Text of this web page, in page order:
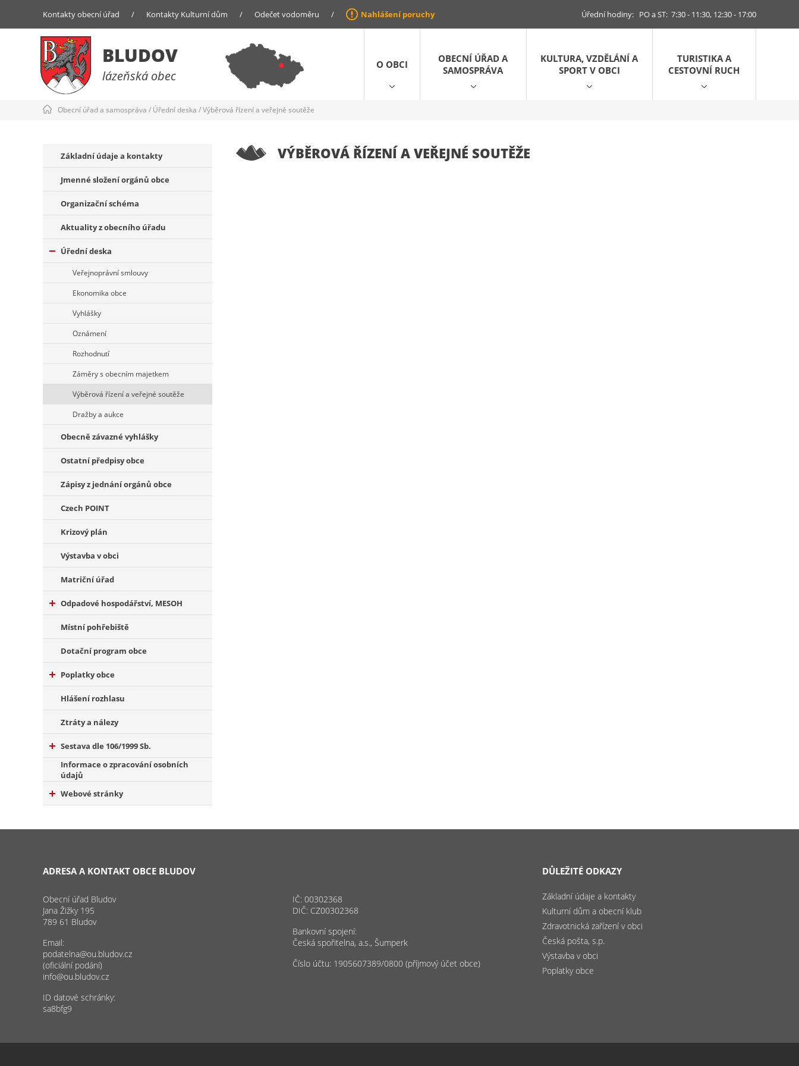
Kontakty obecní úřad / Kontakty Kulturní dům / Odečet vodoměru / Nahlášení poruchy Úřední hodiny: PO a ST: 7:30 - 11:30, 12:30 - 17:00
BLUDOV
lázeňská obec
O OBCI
OBECNÍ ÚŘAD A
SAMOSPRÁVA
KULTURA, VZDĚLÁNÍ A
SPORT V OBCI
TURISTIKA A
CESTOVNÍ RUCH
Obecní úřad a samospráva / Úřední deska /Výběrová řízení a veřejné soutěže
Základní údaje a kontakty
Jmenné složení orgánů obce
Organizační schéma
Aktuality z obecního úřadu
Úřední deska
Veřejnoprávní smlouvy
Ekonomika obce
Vyhlášky
Oznámení
Rozhodnutí
Záměry s obecním majetkem
Výběrová řízení a veřejné soutěže
Dražby a aukce
Obecně závazné vyhlášky
Ostatní předpisy obce
Zápisy z jednání orgánů obce
Czech POINT
Krizový plán
Výstavba v obci
Matriční úřad
Odpadové hospodářství, MESOH
Místní pohřebiště
Dotační program obce
Poplatky obce
Hlášení rozhlasu
Ztráty a nálezy
Sestava dle 106/1999 Sb.
Informace o zpracování osobních
údajů
Webové stránky
VÝBĚROVÁ ŘÍZENÍ A VEŘEJNÉ SOUTĚŽE
ADRESA A KONTAKT OBCE BLUDOV
Obecní úřad Bludov
Jana Žižky 195
789 61 Bludov
Email:
podatelna@ou.bludov.cz
(oficiální podání)
info@ou.bludov.cz
ID datové schránky:
sa8bfg9
IČ: 00302368
DIČ: CZ00302368
Bankovní spojení:
Česká spořitelna, a.s., Šumperk
Číslo účtu: 1905607389/0800 (příjmový účet obce)
DŮLEŽITÉ ODKAZY
Základní údaje a kontakty
Kulturní dům a obecní klub
Zdravotnická zařízení v obci
Česká pošta, s.p.
Výstavba v obci
Poplatky obce